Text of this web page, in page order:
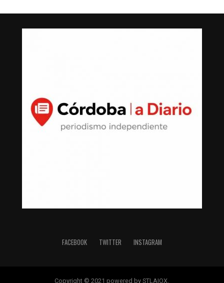
FACEBOOK TWITTER INSTAGRAM
Copyright © 2021 powered by STLAIOX.